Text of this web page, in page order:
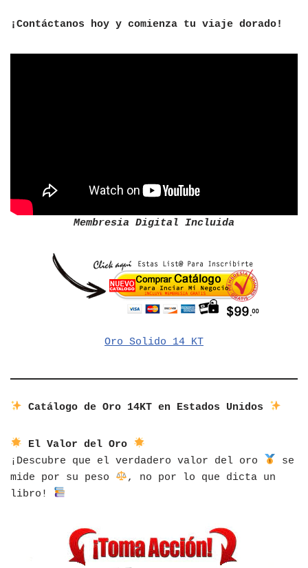
¡Contáctanos hoy y comienza tu viaje dorado!
Membresia Digital Incluida
Oro Solido 14 KT
Catálogo de Oro 14KT en Estados Unidos
El Valor del Oro
¡Descubre que el verdadero valor del oro
se
mide por su peso
, no por lo que dicta un
libro!